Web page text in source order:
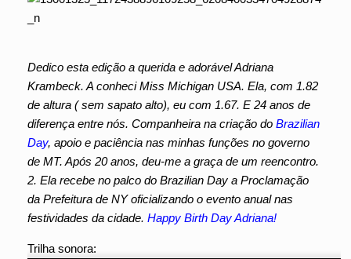
Dedico esta edição a querida e adorável Adriana
Krambeck. A conheci Miss Michigan USA. Ela, com 1.82
de altura ( sem sapato alto), eu com 1.67. E 24 anos de
diferença entre nós. Companheira na criação do Brazilian
Day, apoio e paciência nas minhas funções no governo
de MT. Após 20 anos, deu-me a graça de um reencontro.
2. Ela recebe no palco do Brazilian Day a Proclamação
da Prefeitura de NY oficializando o evento anual nas
festividades da cidade. Happy Birth Day Adriana!
Trilha sonora: